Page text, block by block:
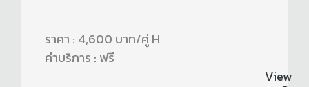
ราคา : 4,600 บาท/คู่ H
ค่าบริการ : ฟรี
View